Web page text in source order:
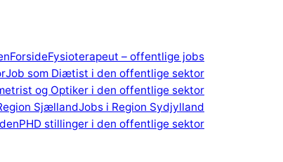
ForsideFysioterapeut – offentlige jobs
Job som Diætist i den offentlige sektor
og Optiker i den offentlige sektor
SjællandJobs i Region Sydjylland
PHD stillinger i den offentlige sektor